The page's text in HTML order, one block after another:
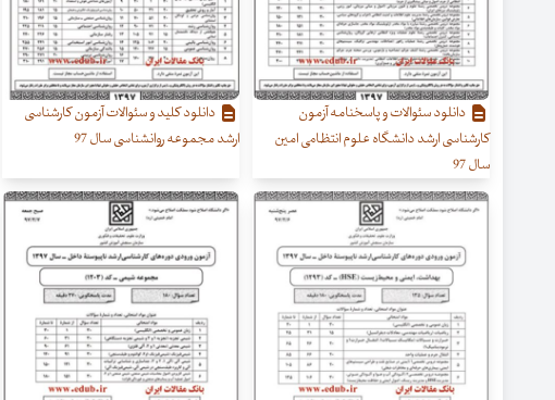
دانلود سئوالات و پاسخنامه آزمون
کارشناسی ارشد دانشگاه علوم انتظامی امین
سال 97
دانلود کلید و سئوالات آزمون کارشناسی
ارشد مجموعه روانشناسی سال 97